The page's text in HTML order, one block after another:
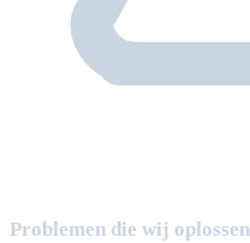
Problemen die wij oplossen